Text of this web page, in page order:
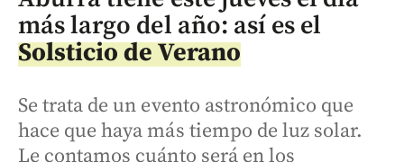
más largo del año: así es el
Solsticio de Verano
Se trata de un evento astronómico que
hace que haya más tiempo de luz solar.
Le contamos cuánto será en los